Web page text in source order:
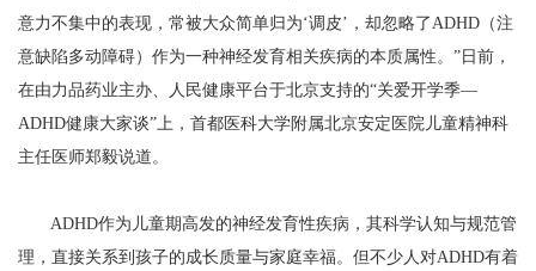
意力不集中的表现，常被大众简单归为‘调皮’，却忽略了ADHD（注
意缺陷多动障碍）作为一种神经发育相关疾病的本质属性。”日前，
在由力品药业主办、人民健康平台于北京支持的“关爱开学季—
ADHD健康大家谈”上，首都医科大学附属北京安定医院儿童精神科
主任医师郑毅说道。
ADHD作为儿童期高发的神经发育性疾病，其科学认知与规范管
理，直接关系到孩子的成长质量与家庭幸福。但不少人对ADHD有着